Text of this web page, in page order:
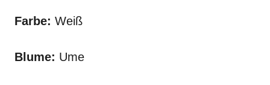
Farbe: Weiß
Blume: Ume